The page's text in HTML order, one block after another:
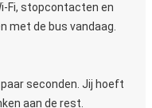
Fi, stopcontacten en
met de bus vandaag.
seconden. Jij hoeft
aan de rest.